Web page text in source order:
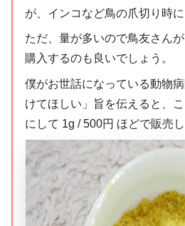
が、インコなど鳥の爪切り時に
ただ、量が多いので鳥友さん
購入するのも良いでしょう。
僕がお世話になっている動物
けてほしい」旨を伝えると、
にして 1g / 500円 ほどで販売